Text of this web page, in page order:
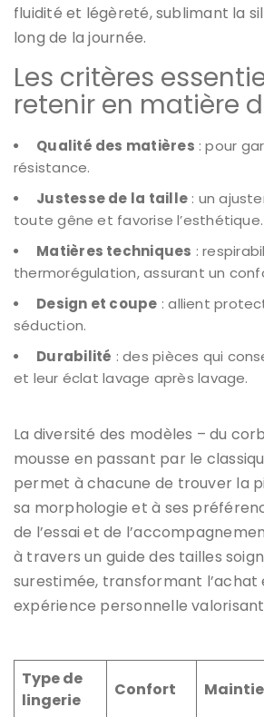
fluidité et légèreté, sublimant la
long de la journée.
Les critères
retenir en matière
Qualité des matières : pour
résistance.
Justesse de la taille: un
toute gêne et favorise l’esthétique.
Matières techniques :
thermorégulation, assurant un
Design et coupe : allient
séduction.
Durabilité : des pièces qui
et leur éclat lavage après lavage.
La diversité des modèles – du
mousse en passant par le
permet à chacune de trouver la
sa morphologie et à ses
de l’essai et de
à travers un guide des tailles
surestimée, transformant l’achat
expérience personnelle
Type de
lingerie
Confort